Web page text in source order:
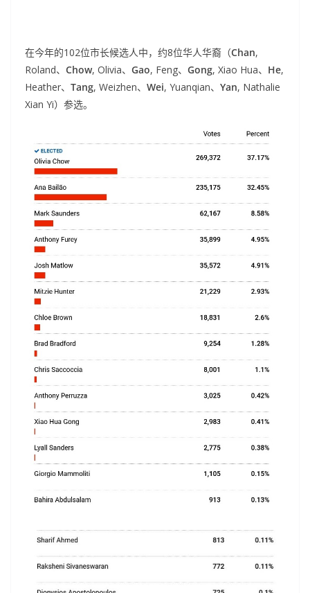
在今年的102位市长候选人中，约8位华人华裔（Chan,
Roland、 Chow, Olivia、 Gao, Feng、 Gong, Xiao Hua、 He,
Heather、 Tang, Weizhen、 Wei, Yuanqian、 Yan, Nathalie
Xian Yi）参选。